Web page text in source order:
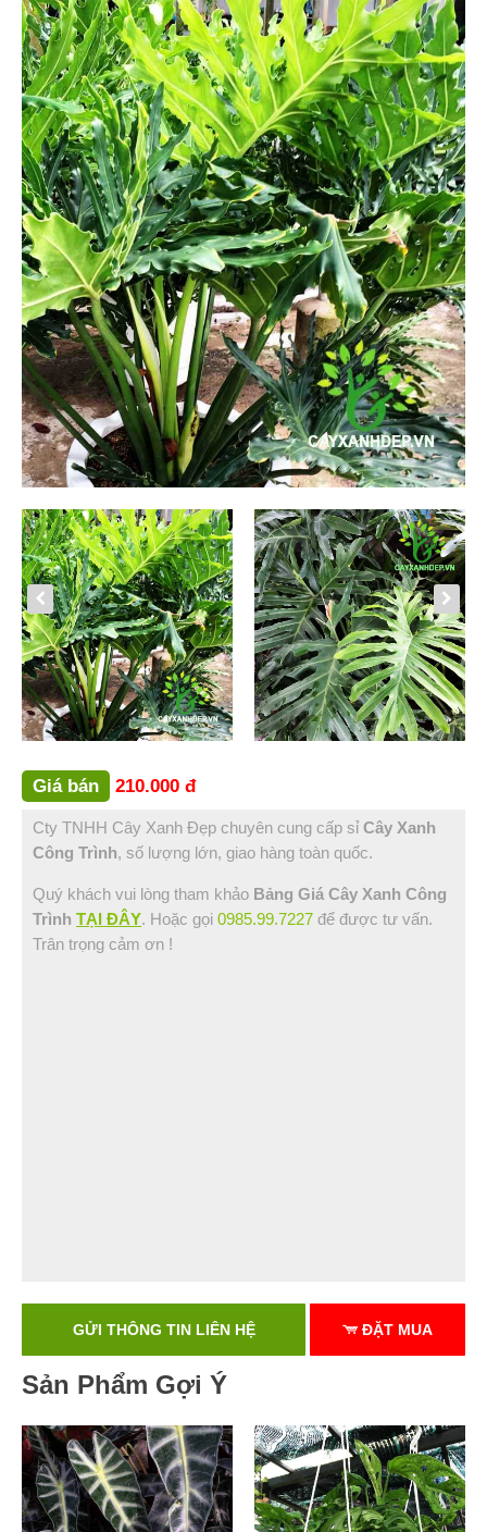
Cỏ Thảm (6)
Cây Ăn Trái (9)
Cây Giống Ăn Trái (30)
Phân Và Đất (5)
Dự Án (36)
Tây Ninh (1)
Bình Dương (1)
Long An (1)
Ninh Thuận (1)
Tiền Giang (1)
Lâm Đồng (1)
Tp Hồ Chí Minh (14)
Kiên Giang (4)
Bến Tre (3)
Nha Trang (0)
Bạc Liêu (1)
Đồng Nai (3)
Vũng Tàu (1)
Sóc Trăng (1)
Hậu Giang (1)
Tin Tức
Hỏi Đáp
Liên Hệ
Giá bán 210.000 đ
Cty TNHH Cây Xanh Đẹp chuyên cung cấp sỉ Cây Xanh
Công Trình, số lượng lớn, giao hàng toàn quốc.
Quý khách vui lòng tham khảo Bảng Giá Cây Xanh Công
Trình TẠI ĐÂY. Hoặc gọi 0985.99.7227 để được tư vấn.
Trân trọng cảm ơn !
GỬI THÔNG TIN LIÊN HỆ ĐẶT MUA
Sản Phẩm Gợi Ý